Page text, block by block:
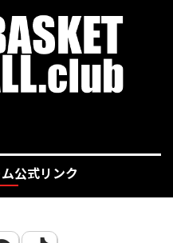
公式リンク